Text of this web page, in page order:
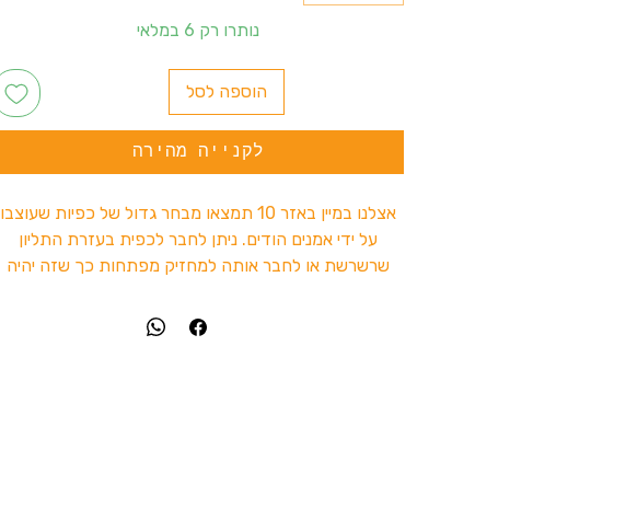
נותרו רק 6 במלאי
הוספה לסל
לקנייה מהירה
אצלנו במיין באזר 10 תמצאו מבחר גדול של כפיות שעוצבו
על ידי אמנים הודים. ניתן לחבר לכפית בעזרת התליון
שרשרשת או לחבר אותה למחזיק מפתחות כך שזה יהיה